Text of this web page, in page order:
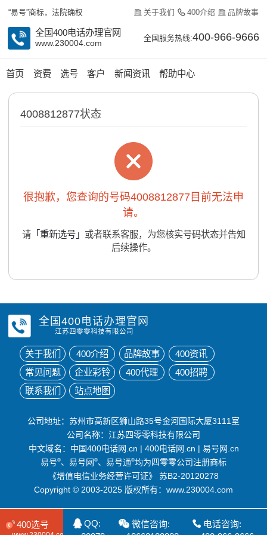
“易号”商标，法院确权 关于我们 400介绍 品牌故事
全国400电话办理官网
www.230004.com
全国服务热线:400-966-9666
首页 资费 选号 客户 新闻资讯 帮助中心
4008812877状态
很抱歉，您查询的号码4008812877目前无法申
请。
请「重新选号」 或者联系客服，为您核实号码状态并告知
后续操作。
全国400电话办理官网
江苏四零零科技有限公司
关于我们 400介绍 品牌故事
400资讯
常见问题
企业彩铃 400代理
400招聘
联系我们
站点地图
公司地址：苏州市高新区狮山路35号金河国际大厦3111室
公司名称：江苏四零零科技有限公司
中文域名： 中国400电话网.cn | 400电话网.cn | 易号网.cn
易号®、易号网®、易号通®均为四零零公司注册商标
《增值电信业务经营许可证》
苏B2-20120278
Copyright © 2003-2025 版权所有：www.230004.com
400选号
QQ:
微信咨询:
电话咨询: